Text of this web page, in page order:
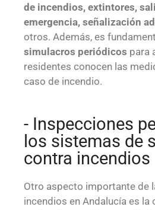
de incendios, extintores,
emergencia, señalización
otros. Además, es
simulacros periódicos para
residentes conocen las
caso de incendio.
- Inspecciones
los sistemas de
contra incendios
Otro aspecto importante de
incendios en Andalucía es